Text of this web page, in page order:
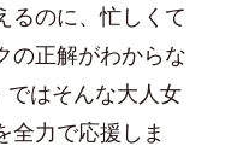
るのに、忙しくて
の正解がわからな
はそんな大人女
全力で応援しま